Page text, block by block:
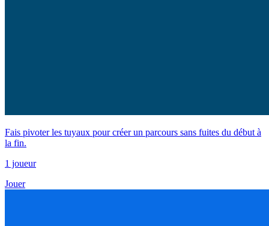
Fais pivoter les tuyaux pour créer un parcours sans fuites du début à
la fin.
1 joueur
Jouer